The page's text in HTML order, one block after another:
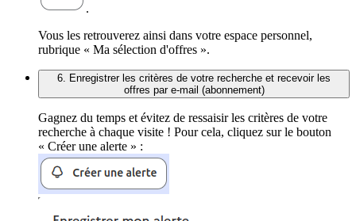
.
Vous les retrouverez ainsi dans votre espace personnel,
rubrique « Ma sélection d'offres ».
6. Enregistrer les critères de votre recherche et recevoir les
offres par e-mail (abonnement)
Gagnez du temps et évitez de ressaisir les critères de votre
recherche à chaque visite ! Pour cela, cliquez sur le bouton
« Créer une alerte » :